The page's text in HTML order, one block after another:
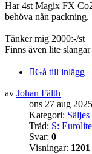
Har 4st Magix FX
behöva nån packning.
Tänker mig 2000:-/st
Finns även lite
Gå till inlägg
av Johan Fälth
ons 27 aug
Kategori: Säljes
Tråd: S:
Svar: 0
Visningar: 1201